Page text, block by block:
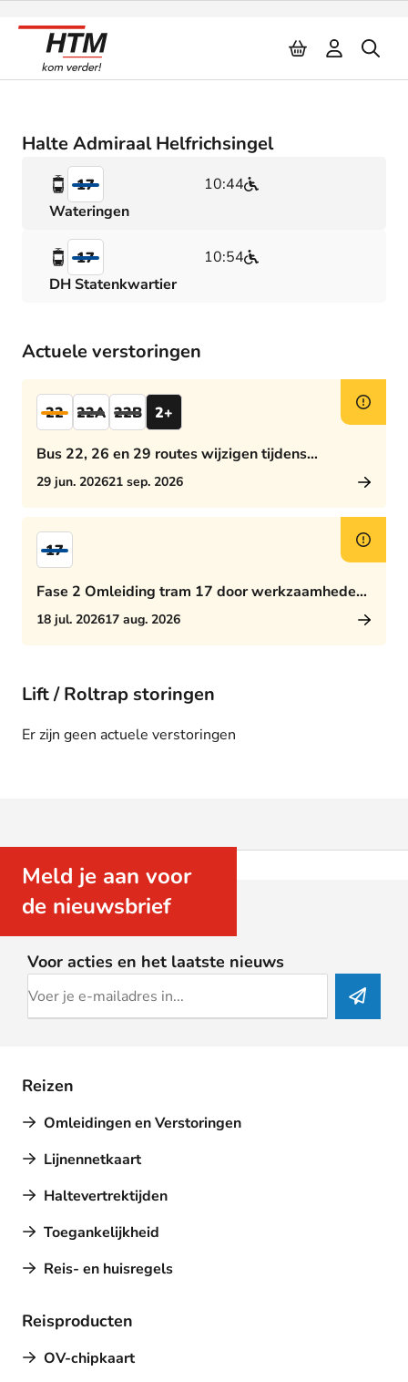
Halte Admiraal Helfrichsingel
17
10:44
Wateringen
17
10:54
DH Statenkwartier
Actuele verstoringen
22 22A 22B 2+
Bus 22, 26 en 29 routes wijzigen tijdens
middagspits
29 jun. 202621 sep. 2026
17
Fase 2 Omleiding tram 17 door werkzaamheden
Rijswijkseplein
18 jul. 202617 aug. 2026
Lift / Roltrap storingen
Er zijn geen actuele verstoringen
Meld je aan voor
de nieuwsbrief
Voor acties en het laatste nieuws
Reizen
Omleidingen en Verstoringen
Lijnennetkaart
Haltevertrektijden
Toegankelijkheid
Reis- en huisregels
Reisproducten
OV-chipkaart